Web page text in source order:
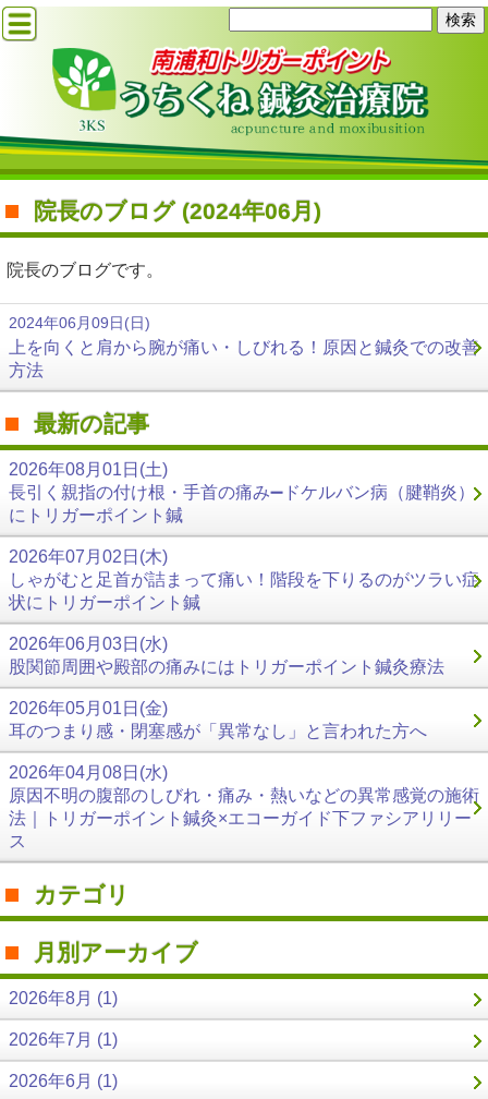
院長のブログ (2024年06月)
院長のブログです。
2024年06月09日(日)
上を向くと肩から腕が痛い・しびれる！原因と鍼灸での改善
方法
最新の記事
2026年08月01日(土)
長引く親指の付け根・手首の痛み➖ドケルバン病（腱鞘炎）
にトリガーポイント鍼
2026年07月02日(木)
しゃがむと足首が詰まって痛い！階段を下りるのがツラい症
状にトリガーポイント鍼
2026年06月03日(水)
股関節周囲や殿部の痛みにはトリガーポイント鍼灸療法
2026年05月01日(金)
耳のつまり感・閉塞感が「異常なし」と言われた方へ
2026年04月08日(水)
原因不明の腹部のしびれ・痛み・熱いなどの異常感覚の施術
法｜トリガーポイント鍼灸×エコーガイド下ファシアリリー
ス
カテゴリ
月別アーカイブ
2026年8月 (1)
2026年7月 (1)
2026年6月 (1)